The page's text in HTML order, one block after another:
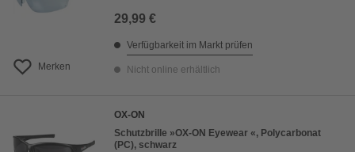
Merken
29,99 €
Verfügbarkeit im Markt prüfen
Nicht online erhältlich
OX-ON
Schutzbrille »OX-ON Eyewear «, Polycarbonat
(PC), schwarz